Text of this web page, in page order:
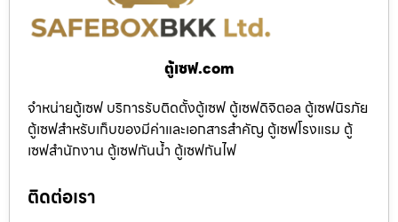
ตู้เซฟ.com
จำหน่ายตู้เซฟ บริการรับติดตั้งตู้เซฟ ตู้เซฟดิจิตอล ตู้เซฟนิรภัย
ตู้เซฟสำหรับเก็บของมีค่าและเอกสารสำคัญ ตู้เซฟโรงแรม ตู้
เซฟสำนักงาน ตู้เซฟกันน้ำ ตู้เซฟกันไฟ
ติดต่อเรา